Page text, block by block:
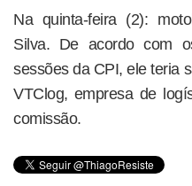
Na quinta-feira (2):
Silva. De acordo com
sessões da CPI, ele teria
VTClog, empresa de
comissão.